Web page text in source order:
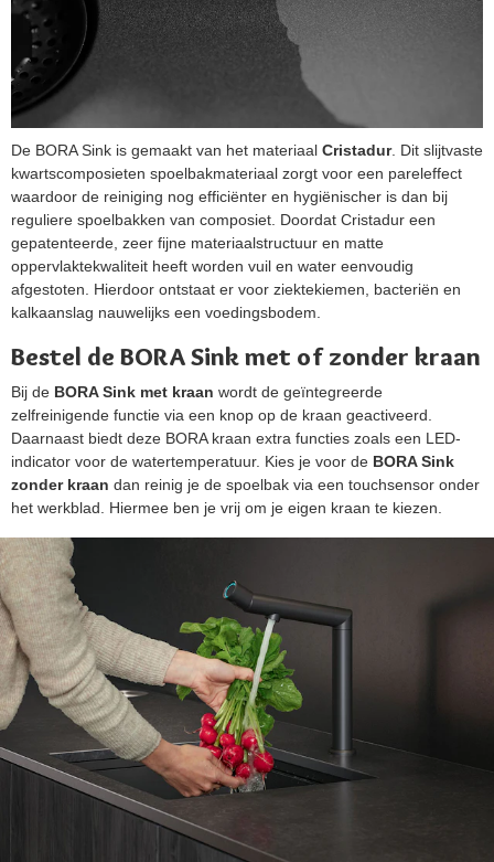
De BORA Sink is gemaakt van het materiaal Cristadur. Dit slijtvaste
kwartscomposieten spoelbakmateriaal zorgt voor een pareleffect
waardoor de reiniging nog efficiënter en hygiënischer is dan bij
reguliere spoelbakken van composiet. Doordat Cristadur een
gepatenteerde, zeer fijne materiaalstructuur en matte
oppervlaktekwaliteit heeft worden vuil en water eenvoudig
afgestoten. Hierdoor ontstaat er voor ziektekiemen, bacteriën en
kalkaanslag nauwelijks een voedingsbodem.
Bestel de BORA Sink met of zonder kraan
Bij de BORA Sink met kraan wordt de geïntegreerde
zelfreinigende functie via een knop op de kraan geactiveerd.
Daarnaast biedt deze BORA kraan extra functies zoals een LED-
indicator voor de watertemperatuur. Kies je voor de BORA Sink
zonder kraan dan reinig je de spoelbak via een touchsensor onder
het werkblad. Hiermee ben je vrij om je eigen kraan te kiezen.